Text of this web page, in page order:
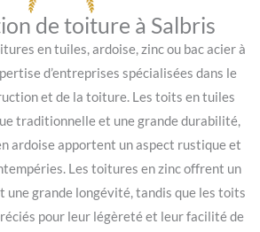
de toiture à Salbris
en tuiles, ardoise, zinc ou bac acier à
d’entreprises spécialisées dans le
et de la toiture. Les toits en tuiles
traditionnelle et une grande durabilité,
ardoise apportent un aspect rustique et
Les toitures en zinc offrent un
une grande longévité, tandis que les toits
pour leur légèreté et leur facilité de